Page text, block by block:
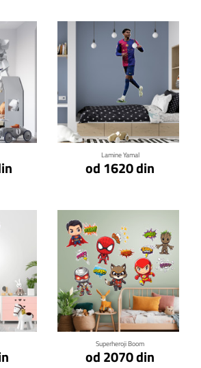
Lamine Yamal
od 1620 din
Klikni za detalje
Superheroji Boom
od 2070 din
Klikni za detalje